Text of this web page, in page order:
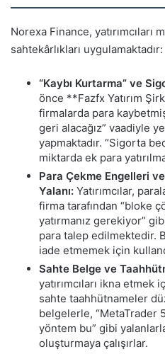
Norexa Finance, yatırımcıları
sahtekârlıkları uygulamaktadır:
“Kaybı Kurtarma” ve
önce **Fazfx Yatırım
firmalarda para
geri alacağız” vaadiyle
yapmaktadır. “Sigorta
miktarda ek para
Para Çekme Engelleri
Yalanı: Yatırımcılar,
firma tarafından “bloke
yatırmanız gerekiyor”
para talep edilmektedir.
iade etmemek için
Sahte Belge ve
yatırımcıları ikna etmek
sahte taahhütnameler
belgelerle, “MetaTrader
yöntem bu” gibi
oluşturmaya çalışırlar.